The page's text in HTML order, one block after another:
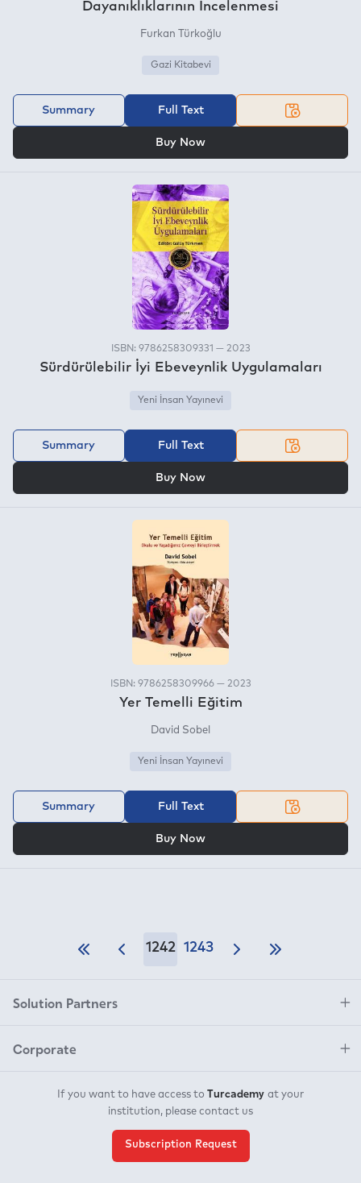
Dayanıklıklarının İncelenmesi
Furkan Türkoğlu
Gazi Kitabevi
Summary Full Text
Buy Now
ISBN: 9786258309331 — 2023
Sürdürülebilir İyi Ebeveynlik Uygulamaları
Yeni İnsan Yayınevi
Summary Full Text
Buy Now
ISBN: 9786258309966 — 2023
Yer Temelli Eğitim
David Sobel
Yeni İnsan Yayınevi
Summary Full Text
Buy Now
1242 1243
Solution Partners
Corporate
If you want to have access to Turcademy at your
institution, please contact us
Subscription Request